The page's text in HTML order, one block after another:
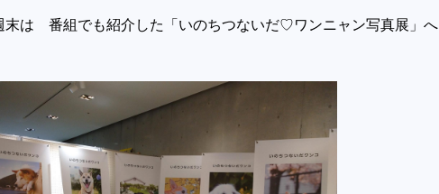
末は 番組でも紹介した「いのちつないだ♡ワンニャン写真展」へ